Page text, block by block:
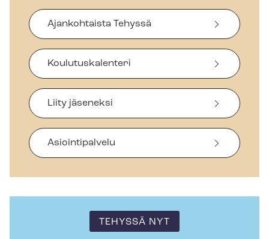
Ajankohtaista Tehyssä
Koulutuskalenteri
Liity jäseneksi
Asiointipalvelu
TEHYSSÄ NYT